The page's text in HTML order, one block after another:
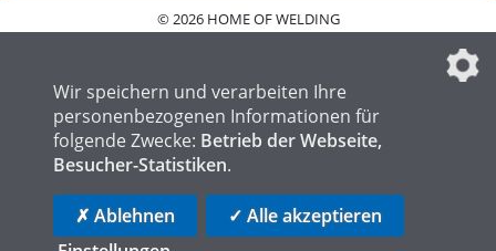
© 2026 HOME OF WELDING
IMPRESSUM
FAQ
DATENSCHUTZEINSTELLUNGEN
HOME OF LOGISTICS
Wir speichern und verarbeiten Ihre
personenbezogenen Informationen für
folgende Zwecke: Betrieb der Webseite,
Besucher-Statistiken.
✗ Ablehnen
✓ Alle akzeptieren